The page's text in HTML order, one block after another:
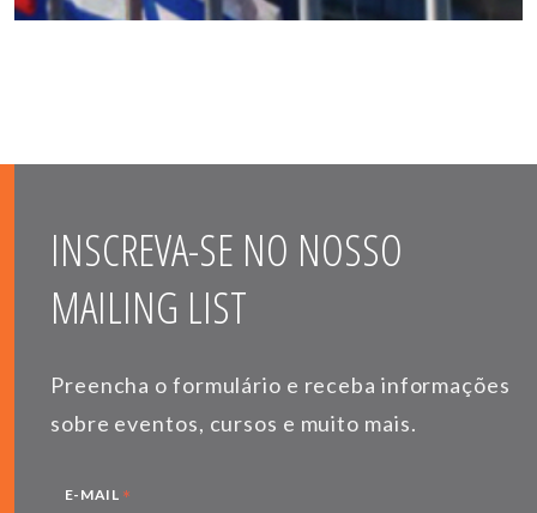
INSCREVA-SE NO NOSSO
MAILING LIST
Preencha o formulário e receba informações
sobre eventos, cursos e muito mais.
E-MAIL *